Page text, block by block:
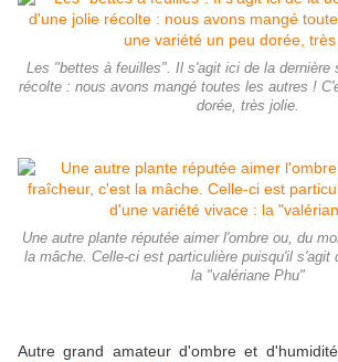
Les "bettes à feuilles". Il s'agit ici de la dernière
récolte : nous avons mangé toutes les autres !
dorée, très jolie.
Une autre plante réputée aimer l'ombre ou, du
la mâche. Celle-ci est particulière puisqu'il s'agit
la "valériane Phu"
Autre grand amateur d'ombre et